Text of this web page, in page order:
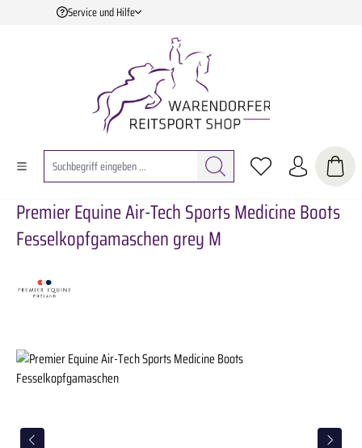
Zum Hauptinhalt springen
Service und Hilfe
Premier Equine Air-Tech Sports Medicine Boots
Fesselkopfgamaschen grey M
Bildergalerie überspringen